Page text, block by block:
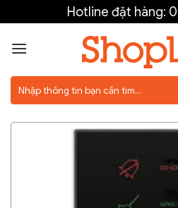
to
content
Hotline đặt hàng:
kiếm: